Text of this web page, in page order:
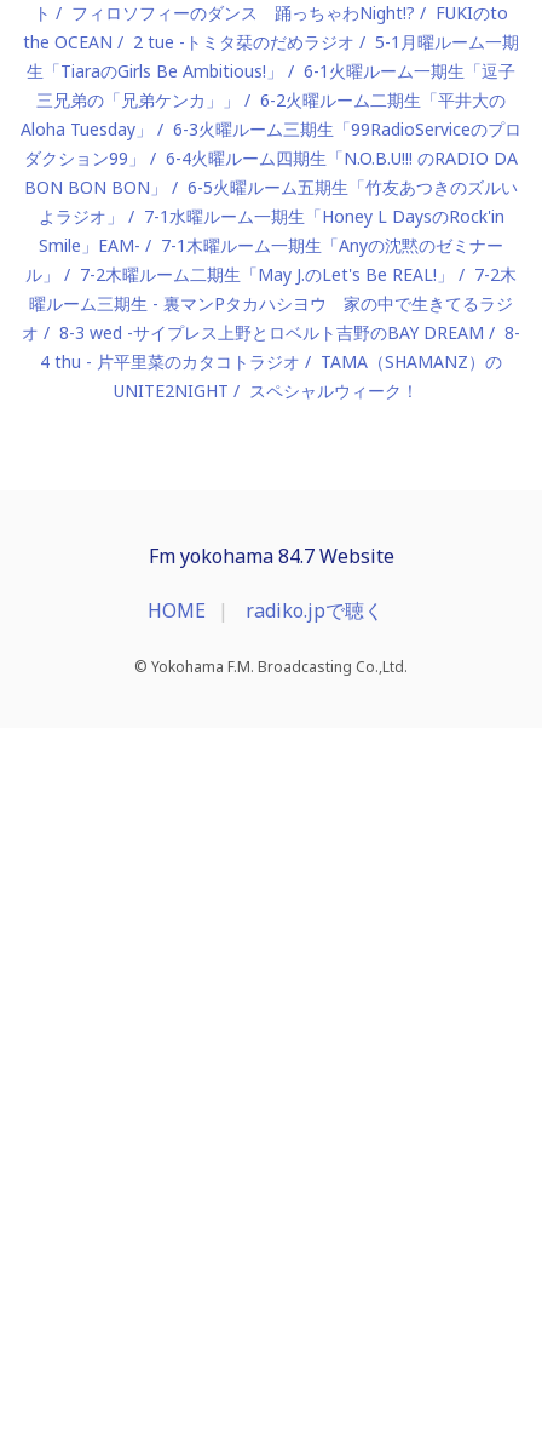
ト
フィロソフィーのダンス 踊っちゃわNight!?
FUKIのto
the OCEAN
2 tue -トミタ栞のだめラジオ
5-1月曜ルーム一期
生「TiaraのGirls Be Ambitious!」
6-1火曜ルーム一期生「逗子
三兄弟の「兄弟ケンカ」」
6-2火曜ルーム二期生「平井大の
Aloha Tuesday」
6-3火曜ルーム三期生「99RadioServiceのプロ
ダクション99」
6-4火曜ルーム四期生「N.O.B.U!!! のRADIO DA
BON BON BON」
6-5火曜ルーム五期生「竹友あつきのズルい
よラジオ」
7-1水曜ルーム一期生「Honey L DaysのRock'in
Smile」EAM-
7-1木曜ルーム一期生「Anyの沈黙のゼミナー
ル」
7-2木曜ルーム二期生「May J.のLet's Be REAL!」
7-2木
曜ルーム三期生 - 裏マンPタカハシヨウ 家の中で生きてるラジ
オ
8-3 wed -サイプレス上野とロベルト吉野のBAY DREAM
8-
4 thu - 片平里菜のカタコトラジオ
TAMA（SHAMANZ）の
UNITE2NIGHT
スペシャルウィーク！
Fm yokohama 84.7 Website
HOME radiko.jpで聴く
© Yokohama F.M. Broadcasting Co.,Ltd.